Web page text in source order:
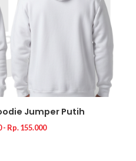
Jumper Putih
- Rp. 155.000